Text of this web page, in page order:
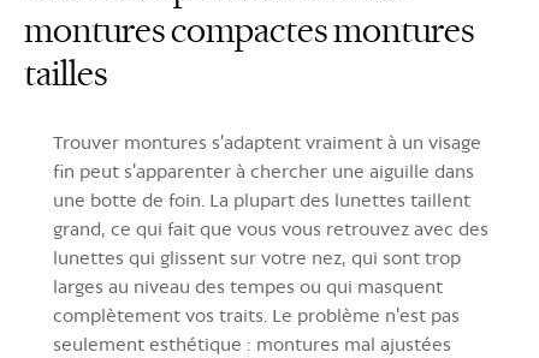
montures compactes montures
tailles
Trouver montures s'adaptent vraiment à un visage
fin peut s'apparenter à chercher une aiguille dans
une botte de foin. La plupart des lunettes taillent
grand, ce qui fait que vous vous retrouvez avec des
lunettes qui glissent sur votre nez, qui sont trop
larges au niveau des tempes ou qui masquent
complètement vos traits. Le problème n'est pas
seulement esthétique : montures mal ajustées